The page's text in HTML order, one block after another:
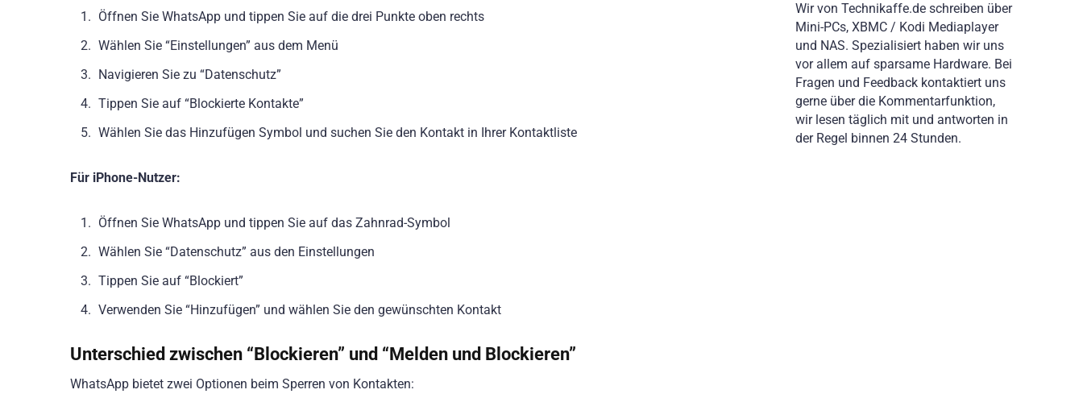
Öffnen Sie WhatsApp und tippen Sie auf die drei Punkte oben rechts
Wählen Sie “Einstellungen” aus dem Menü
Navigieren Sie zu “Datenschutz”
Tippen Sie auf “Blockierte Kontakte”
Wählen Sie das Hinzufügen Symbol und suchen Sie den Kontakt in Ihrer Kontaktliste
Für iPhone-Nutzer:
Öffnen Sie WhatsApp und tippen Sie auf das Zahnrad-Symbol
Wählen Sie “Datenschutz” aus den Einstellungen
Tippen Sie auf “Blockiert”
Verwenden Sie “Hinzufügen” und wählen Sie den gewünschten Kontakt
Unterschied zwischen “Blockieren” und “Melden und Blockieren”
WhatsApp bietet zwei Optionen beim Sperren von Kontakten:
Wir von Technikaffe.de schreiben über
Mini-PCs, XBMC / Kodi Mediaplayer
und NAS. Spezialisiert haben wir uns
vor allem auf sparsame Hardware. Bei
Fragen und Feedback kontaktiert uns
gerne über die Kommentarfunktion,
wir lesen täglich mit und antworten in
der Regel binnen 24 Stunden.